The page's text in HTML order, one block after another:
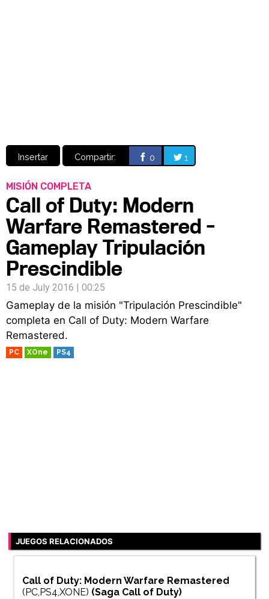
Insertar Compartir: 0 1
MISIÓN COMPLETA
Call of Duty: Modern
Warfare Remastered -
Gameplay Tripulación
Prescindible
15 de July 2016 | 00:25
Gameplay de la misión "Tripulación Prescindible"
completa en Call of Duty: Modern Warfare
Remastered.
PC XOne PS4
JUEGOS RELACIONADOS
Call of Duty: Modern Warfare Remastered
(PC,PS4,XONE) (Saga Call of Duty)